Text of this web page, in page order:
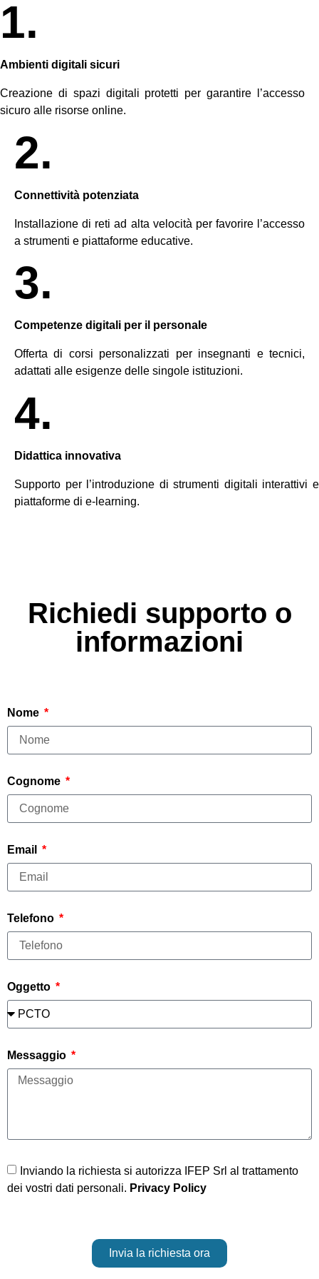
1.
Ambienti digitali sicuri
Creazione di spazi digitali protetti per garantire l’accesso
sicuro alle risorse online.
2.
Connettività potenziata
Installazione di reti ad alta velocità per favorire l’accesso
a strumenti e piattaforme educative.
3.
Competenze digitali per il personale
Offerta di corsi personalizzati per insegnanti e tecnici,
adattati alle esigenze delle singole istituzioni.
4.
Didattica innovativa
Supporto per l’introduzione di strumenti digitali interattivi e
piattaforme di e-learning.
Richiedi supporto o
informazioni
Nome
Cognome
Email
Telefono
Oggetto
Messaggio
Inviando la richiesta si autorizza IFEP Srl al trattamento
dei vostri dati personali. Privacy Policy
Invia la richiesta ora